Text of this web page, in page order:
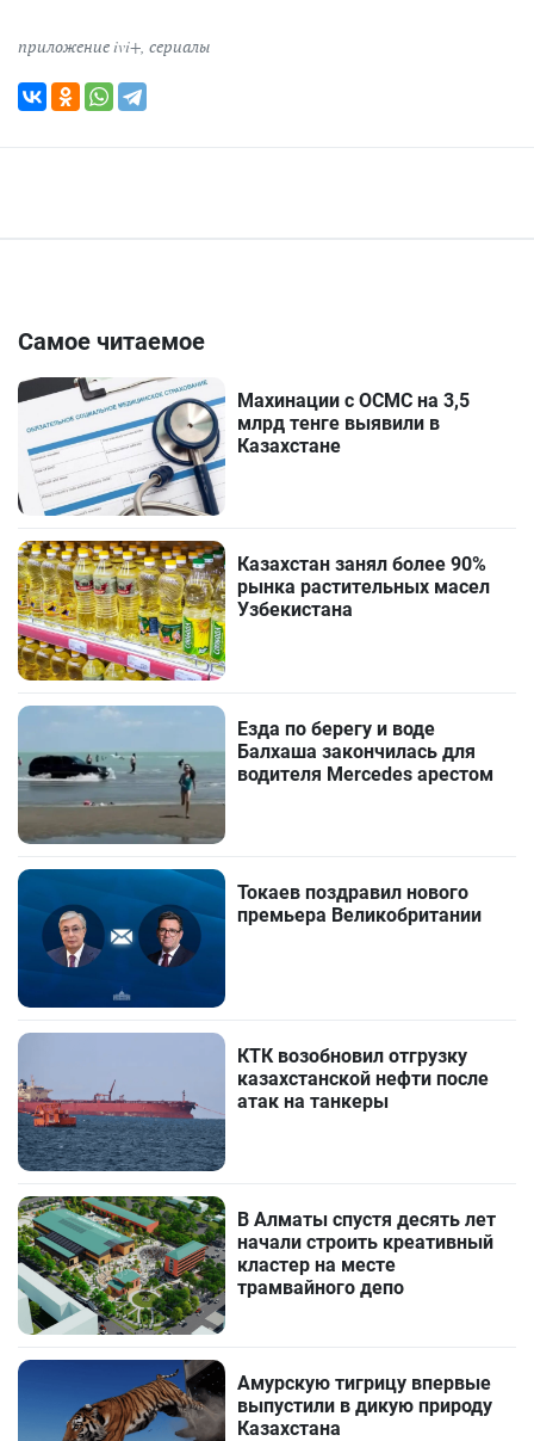
приложение ivi+, сериалы
Самое читаемое
Махинации с ОСМС на 3,5
млрд тенге выявили в
Казахстане
Казахстан занял более 90%
рынка растительных масел
Узбекистана
Езда по берегу и воде
Балхаша закончилась для
водителя Mercedes арестом
Токаев поздравил нового
премьера Великобритании
КТК возобновил отгрузку
казахстанской нефти после
атак на танкеры
В Алматы спустя десять лет
начали строить креативный
кластер на месте
трамвайного депо
Амурскую тигрицу впервые
выпустили в дикую природу
Казахстана